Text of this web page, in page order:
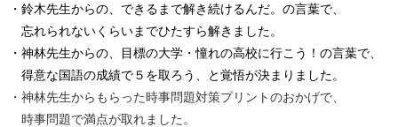
・鈴木先生からの、できるまで解き続けるんだ。の言葉で、
忘れられないくらいまでひたすら解きました。
・神林先生からの、目標の大学・憧れの高校に行こう！の言葉で、
得意な国語の成績で５を取ろう、と覚悟が決まりました。
・神林先生からもらった時事問題対策プリントのおかげで、
時事問題で満点が取れました。